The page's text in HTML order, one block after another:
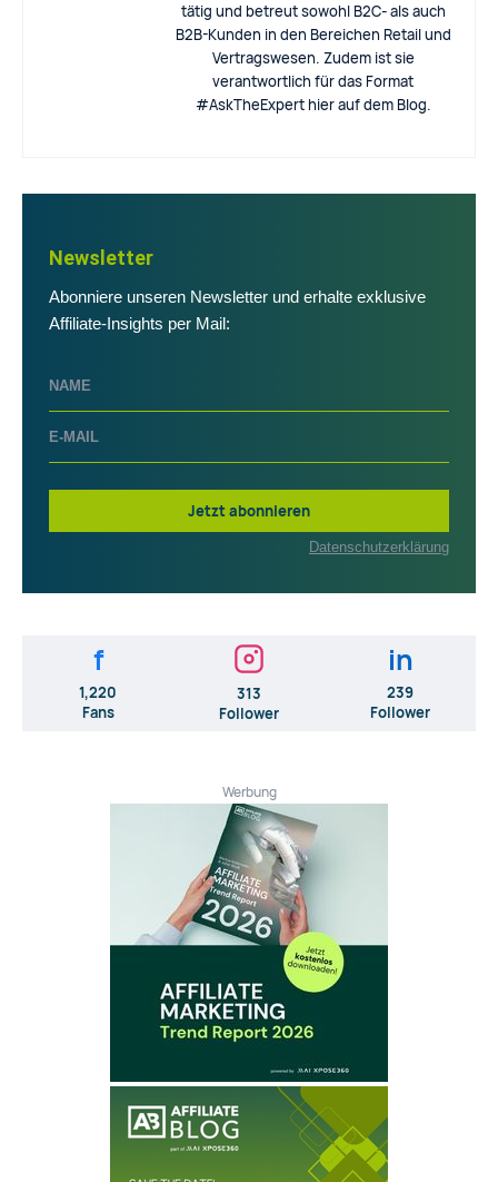
tätig und betreut sowohl B2C- als auch
B2B-Kunden in den Bereichen Retail und
Vertragswesen. Zudem ist sie
verantwortlich für das Format
#AskTheExpert hier auf dem Blog.
Newsletter
Abonniere unseren Newsletter und erhalte exklusive
Affiliate-Insights per Mail:
Jetzt abonnieren
Datenschutzerklärung
f
1,220
Fans
313
Follower
in
239
Follower
Werbung